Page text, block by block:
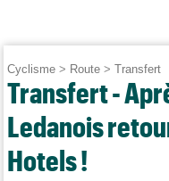
Cyclisme > Route >Transfert
Transfert -
Ledanois
Hotels !